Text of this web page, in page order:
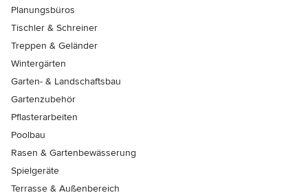
Planungsbüros
Tischler & Schreiner
Treppen & Geländer
Wintergärten
Garten- & Landschaftsbau
Gartenzubehör
Pflasterarbeiten
Poolbau
Rasen & Gartenbewässerung
Spielgeräte
Terrasse & Außenbereich